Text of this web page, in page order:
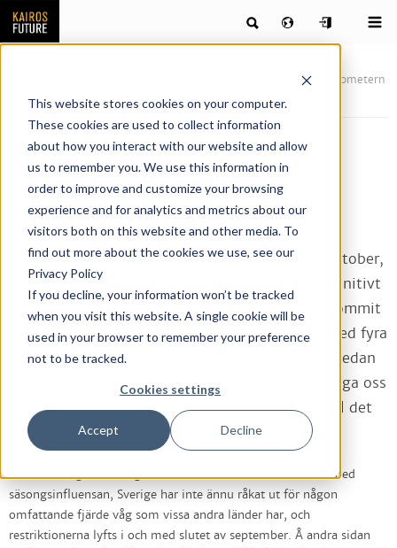
This website stores cookies on your computer.
These cookies are used to collect information
about how you interact with our website and allow
us to remember you. We use this information in
order to improve and customize your browsing
experience and for analytics and metrics about our
visitors both on this website and other media. To
find out more about the cookies we use, see our
Privacy Policy
If you decline, your information won’t be tracked
when you visit this website. A single cookie will be
used in your browser to remember your preference
not to be tracked.
Cookies settings
Accept Decline
What’s NXT: Framtidsbarometern
– tillbaka till vad?
What’s NXT:
Framtidsbarometern –
tillbaka till vad?
När september lämnar över stafettpinnen till oktober,
ackompanjerat av gulnande löv, har Sverige definitivt
lämnat sommaren för hösten. Arbetslivet har kommit
igång ordentligt efter semestersäsongen och med fyra
av fem vaccinerade vågar vi, för första gången sedan
andra vågen slog till för nästan ett år sedan, fråga oss
lite försiktigt ”Är det över nu? Ska vi tillbaka till det
normala igen?”
Kanske. Norge har nedgraderat covid-19 till ett hot i nivå med
säsongsinfluensan, Sverige har inte ännu råkat ut för någon
omfattande fjärde våg som vissa andra länder har, och
restriktionerna lyfts i och med slutet av september. Å andra sidan